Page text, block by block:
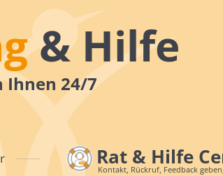
& Hilfe
Ihnen 24/7
Rat & Hilfe
Kontakt, Rückruf, Feedback